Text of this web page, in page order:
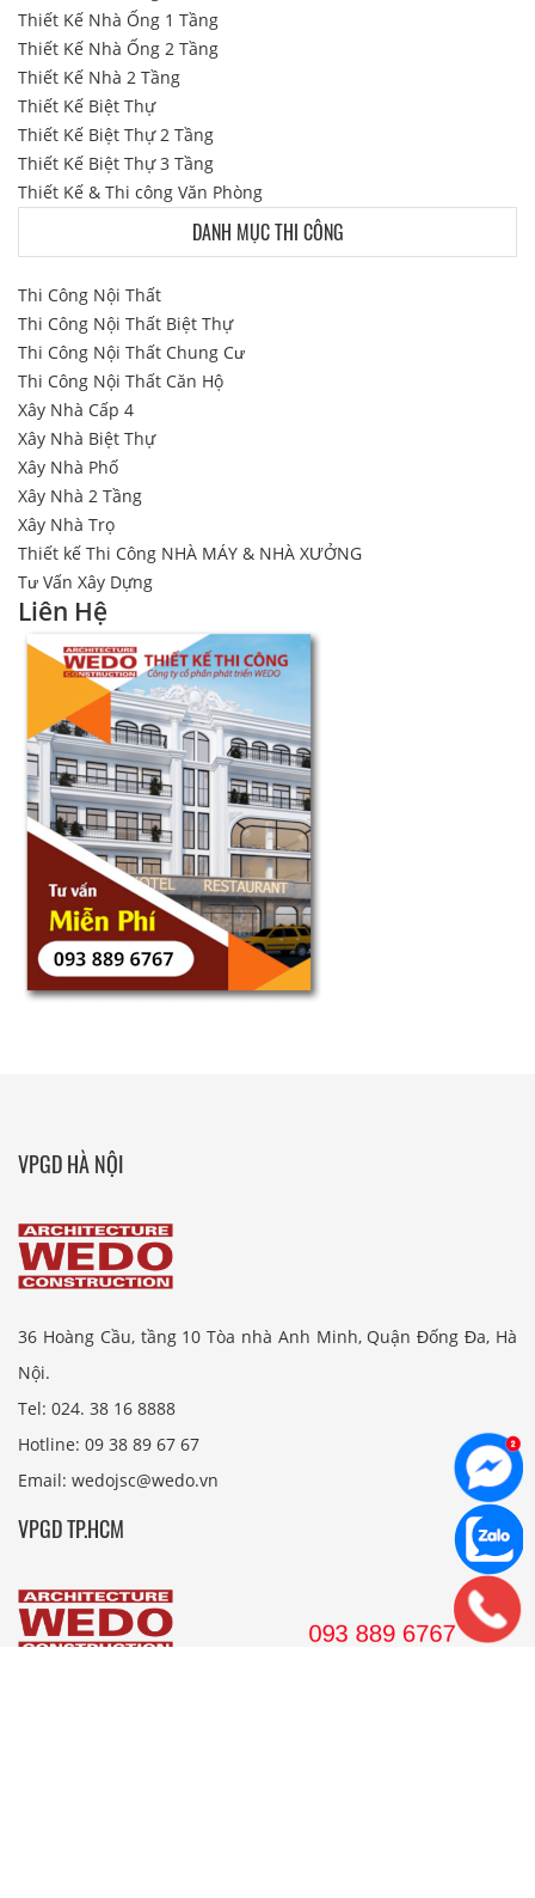
Thiết Kế Nhà Ống 1 Tầng
Thiết Kế Nhà Ống 2 Tầng
Thiết Kế Nhà 2 Tầng
Thiết Kế Biệt Thự
Thiết Kế Biệt Thự 2 Tầng
Thiết Kế Biệt Thự 3 Tầng
Thiết Kế & Thi công Văn Phòng
DANH MỤC THI CÔNG
Thi Công Nội Thất
Thi Công Nội Thất Biệt Thự
Thi Công Nội Thất Chung Cư
Thi Công Nội Thất Căn Hộ
Xây Nhà Cấp 4
Xây Nhà Biệt Thự
Xây Nhà Phố
Xây Nhà 2 Tầng
Xây Nhà Trọ
Thiết kế Thi Công NHÀ MÁY & NHÀ XƯỞNG
Tư Vấn Xây Dựng
Liên Hệ
VPGD HÀ NỘI
36 Hoàng Cầu, tầng 10 Tòa nhà Anh Minh, Quận Đống Đa, Hà
Nội.
Tel: 024. 38 16 8888
Hotline: 09 38 89 67 67
Email: wedojsc@wedo.vn
VPGD TP.HCM